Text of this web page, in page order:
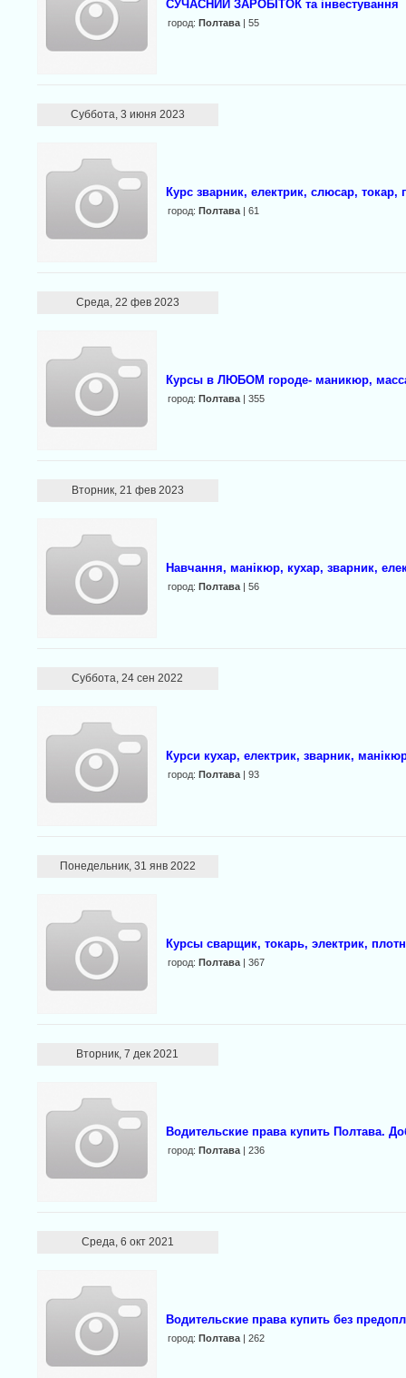
СУЧАСНИЙ ЗАРОБІТОК та інвестування
город: Полтава| 55
Суббота, 3 июня 2023
Курс зварник, електрик, слюсар,
город: Полтава| 61
Среда, 22 фев 2023
Курсы в ЛЮБОМ городе- маникюр,
город: Полтава| 355
Вторник, 21 фев 2023
Навчання, манікюр, кухар, зварник,
город: Полтава| 56
Суббота, 24 сен 2022
Курси кухар, електрик, зварник,
город: Полтава| 93
Понедельник, 31 янв 2022
Курсы сварщик, токарь, электрик,
город: Полтава| 367
Вторник, 7 дек 2021
Водительские права купить Полтава.
город: Полтава| 236
Среда, 6 окт 2021
Водительские права купить без
город: Полтава| 262